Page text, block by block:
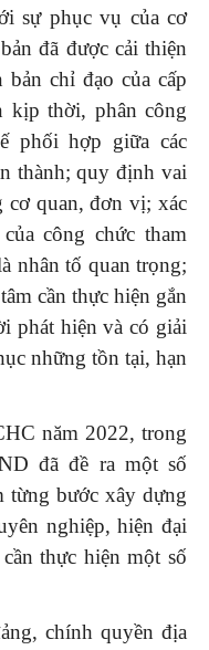
sự phục vụ của cơ
đã được cải thiện
chỉ đạo của cấp
kịp thời, phân công
phối hợp giữa các
thành; quy định vai
cơ quan, đơn vị; xác
công chức tham
nhân tố quan trọng;
cần thực hiện gắn
phát hiện và có giải
những tồn tại, hạn
năm 2022, trong
đã đề ra một số
từng bước xây dựng
nghiệp, hiện đại
thực hiện một số
chính quyền địa